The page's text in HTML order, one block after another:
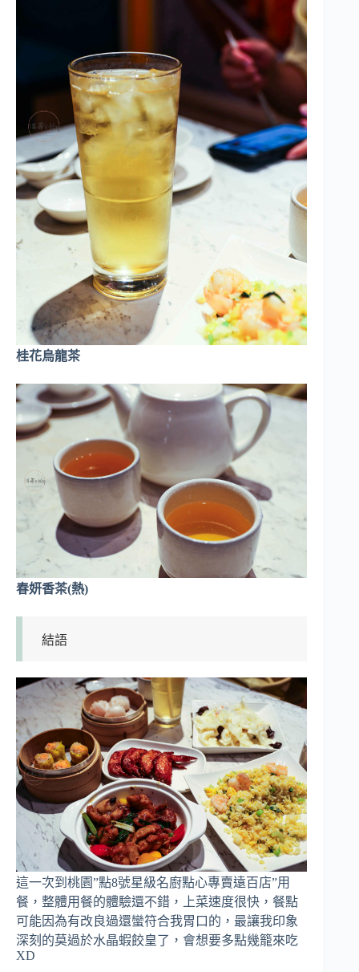
桂花烏龍茶
春妍香茶(熱)
結語
這一次到桃園”點8號星級名廚點心專賣遠百店”用
餐，整體用餐的體驗還不錯，上菜速度很快，餐點
可能因為有改良過還蠻符合我胃口的，最讓我印象
深刻的莫過於水晶蝦餃皇了，會想要多點幾籠來吃
XD